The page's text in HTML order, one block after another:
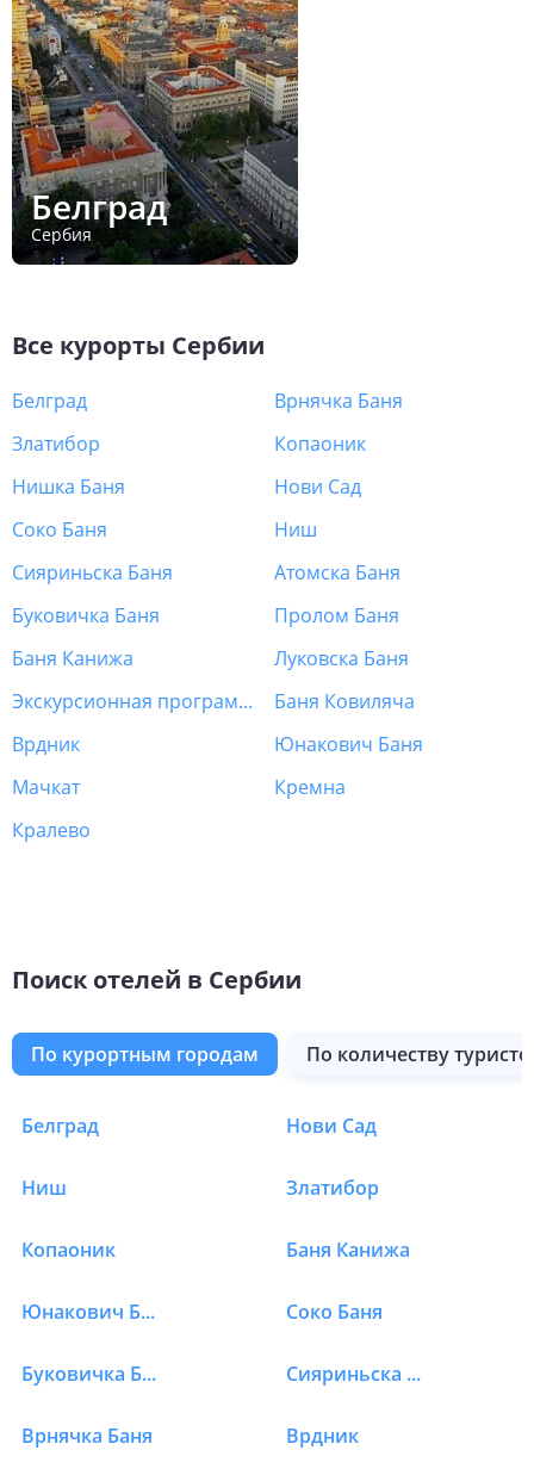
Белград
Сербия
Все курорты Сербии
Белград
Врнячка Баня
Златибор
Копаоник
Нишка Баня
Нови Сад
Соко Баня
Ниш
Сияриньска Баня
Атомска Баня
Буковичка Баня
Пролом Баня
Баня Канижа
Луковска Баня
Экскурсионная программа Сербия
Баня Ковиляча
Врдник
Юнакович Баня
Мачкат
Кремна
Кралево
Поиск отелей в Сербии
по курортным городам по количеству
Отели в Сербии в
Белград Нови Сад
Ниш Златибор
Копаоник Баня Канижа
Юнакович Баня Соко Баня
Буковичка Баня Сияриньска Баня
Врнячка Баня Врдник